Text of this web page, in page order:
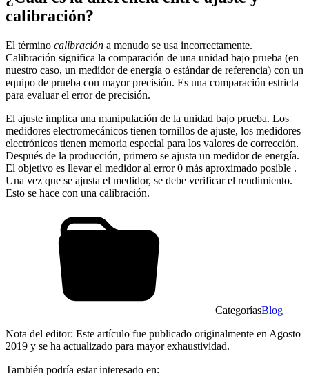
calibración?
El término calibración a menudo se usa incorrectamente.
Calibración significa la comparación de una unidad bajo prueba (en
nuestro caso, un medidor de energía o estándar de referencia) con un
equipo de prueba con mayor precisión. Es una comparación estricta
para evaluar el error de precisión.
El ajuste implica una manipulación de la unidad bajo prueba. Los
medidores electromecánicos tienen tornillos de ajuste, los medidores
electrónicos tienen memoria especial para los valores de corrección.
Después de la producción, primero se ajusta un medidor de energía.
El objetivo es llevar el medidor al error 0 más aproximado posible .
Una vez que se ajusta el medidor, se debe verificar el rendimiento.
Esto se hace con una calibración.
CategoríasBlog
Nota del editor: Este artículo fue publicado originalmente en Agosto
2019 y se ha actualizado para mayor exhaustividad.
También podría estar interesado en: